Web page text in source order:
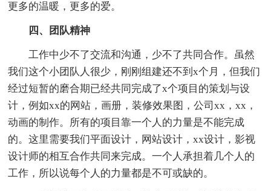
更多的温暖，更多的爱。
四、团队精神
工作中少不了交流和沟通，少不了共同合作。虽然
我们这个小团队人很少，刚刚组建还不到x个月，但我们
经过短暂的磨合期已经共同完成了x个项目的策划与设
计，例如xx的网站，画册，装修效果图，公司xx，xx，
动画的制作。所有的项目靠一个人的力量是不能完成
的。这里需要我们平面设计，网站设计，xx设计，影视
设计师的相互合作共同来完成。一个人承担着几个人的
工作，所以说每个人的力量都是不可或缺的。